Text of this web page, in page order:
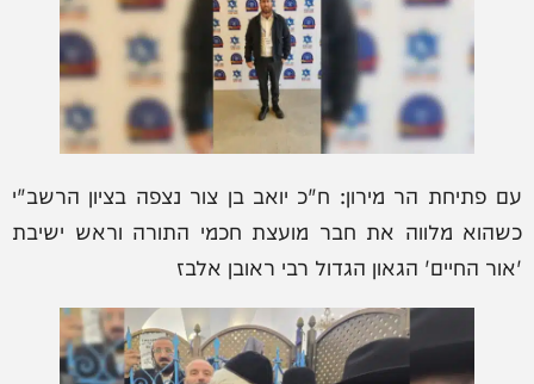
עם פתיחת הר מירון: ח"כ יואב בן צור נצפה בציון הרשב"י
כשהוא מלווה את חבר מועצת חכמי התורה וראש ישיבת
'אור החיים' הגאון הגדול רבי ראובן אלבז